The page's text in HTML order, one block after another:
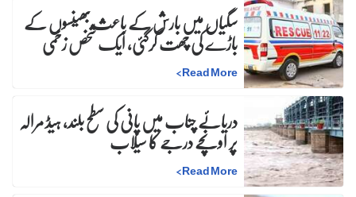
سگیاں میں بارش کے باعث بھینسوں کے
باڑے کی چھت گرگئی، ایک شخص زخمی
Read More
>
دریائے چناب میں پانی کی سطح بلند، ہیڈ مرالہ
پر اونچے درجے کا سیلاب
Read More
>